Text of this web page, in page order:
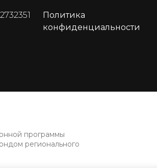
Политика
конфиденциальности
программы
регионального